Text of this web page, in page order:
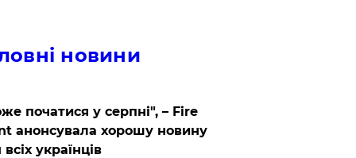
новини
початися у серпні", – Fire
анонсувала хорошу новину
українців